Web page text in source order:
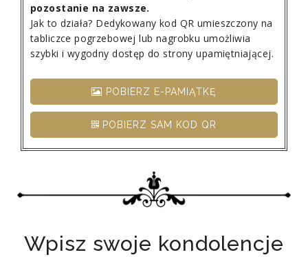
pozostanie na zawsze.
Jak to działa? Dedykowany kod QR umieszczony na
tabliczce pogrzebowej lub nagrobku umożliwia
szybki i wygodny dostęp do strony upamiętniającej.
POBIERZ E-PAMIĄTKĘ
POBIERZ SAM KOD QR
Wpisz swoje kondolencje